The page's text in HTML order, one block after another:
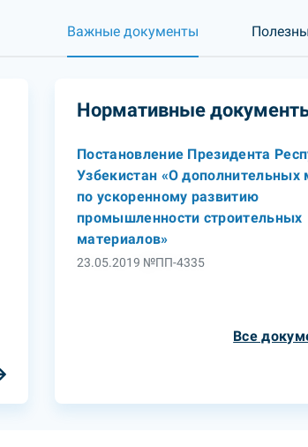
Важные документы
Нормативные
Постановление Президента
Узбекистан «О дополнительных
по ускоренному развитию
промышленности строительных
материалов»
23.05.2019 №ПП-4335
Все